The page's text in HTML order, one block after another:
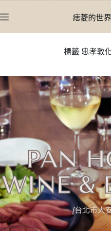
至
痣菱的世界
標籤 忠孝敦